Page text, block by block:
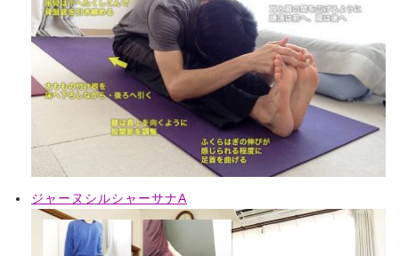
ジャーヌシルシャーサナA